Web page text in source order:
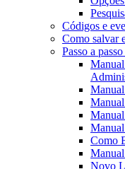
Códigos e
Como salvar
Passo a
Como
Novo